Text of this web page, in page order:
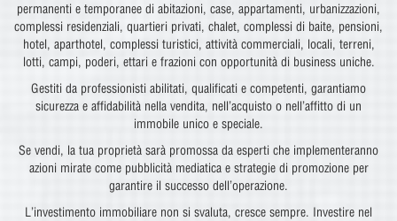
permanenti e temporanee di abitazioni, case, appartamenti, urbanizzazioni,
complessi residenziali, quartieri privati, chalet, complessi di baite, pensioni,
hotel, aparthotel, complessi turistici, attività commerciali, locali, terreni,
lotti, campi, poderi, ettari e frazioni con opportunità di business uniche.
Gestiti da professionisti abilitati, qualificati e competenti, garantiamo
sicurezza e affidabilità nella vendita, nell’acquisto o nell’affitto di un
immobile unico e speciale.
Se vendi, la tua proprietà sarà promossa da esperti che implementeranno
azioni mirate come pubblicità mediatica e strategie di promozione per
garantire il successo dell’operazione.
L’investimento immobiliare non si svaluta, cresce sempre. Investire nel